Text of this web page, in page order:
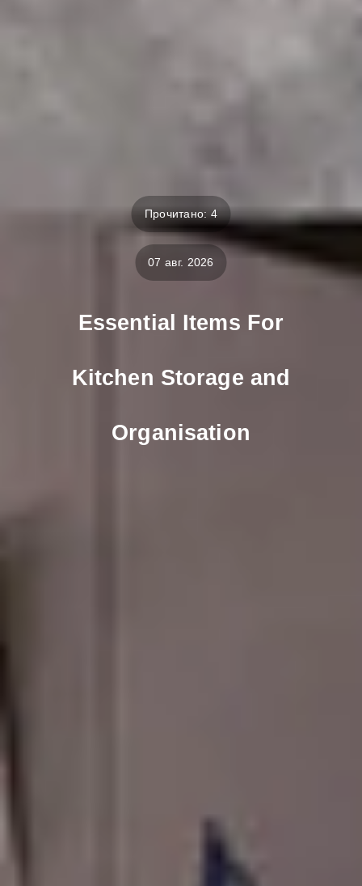
Прочитано: 4
07 авг. 2026
Essential Items For
Kitchen Storage and
Organisation